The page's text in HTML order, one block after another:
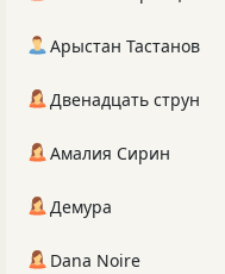
Арыстан Тастанов
Двенадцать струн
Амалия Сирин
Демура
Dana Noire